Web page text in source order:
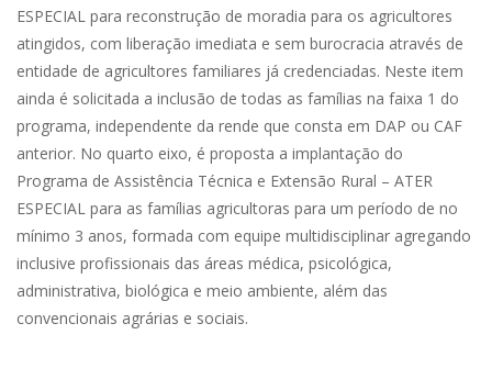
ESPECIAL para reconstrução de moradia para os agricultores
atingidos, com liberação imediata e sem burocracia através de
entidade de agricultores familiares já credenciadas. Neste item
ainda é solicitada a inclusão de todas as famílias na faixa 1 do
programa, independente da rende que consta em DAP ou CAF
anterior. No quarto eixo, é proposta a implantação do
Programa de Assistência Técnica e Extensão Rural – ATER
ESPECIAL para as famílias agricultoras para um período de no
mínimo 3 anos, formada com equipe multidisciplinar agregando
inclusive profissionais das áreas médica, psicológica,
administrativa, biológica e meio ambiente, além das
convencionais agrárias e sociais.